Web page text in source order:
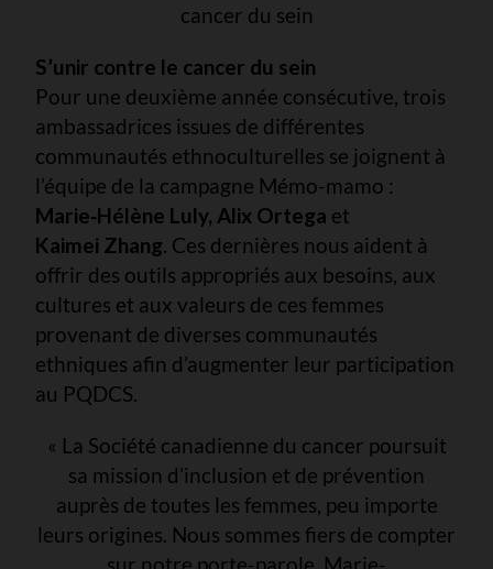
cancer du sein
S’unir contre le cancer du sein
Pour une deuxième année consécutive, trois
ambassadrices issues de différentes
communautés ethnoculturelles se joignent à
l’équipe de la campagne Mémo-mamo :
Marie‑Hélène Luly, Alix Ortega et
Kaimei Zhang. Ces dernières nous aident à
offrir des outils appropriés aux besoins, aux
cultures et aux valeurs de ces femmes
provenant de diverses communautés
ethniques afin d’augmenter leur participation
au PQDCS.
« La Société canadienne du cancer poursuit
sa mission d’inclusion et de prévention
auprès de toutes les femmes, peu importe
leurs origines. Nous sommes fiers de compter
sur notre porte-parole, Marie-